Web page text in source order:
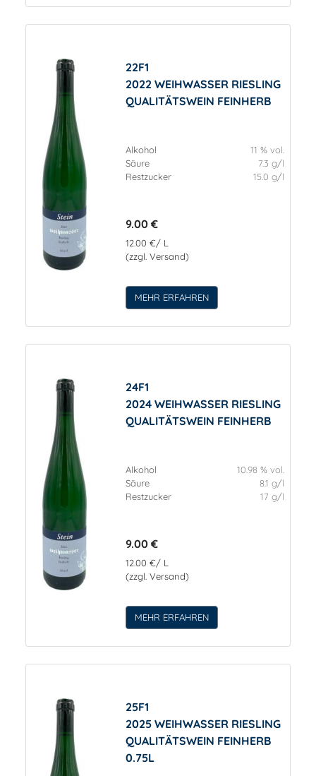
22F1
2022 WEIHWASSER RIESLING
QUALITÄTSWEIN FEINHERB
Alkohol
11 % vol.
Säure
7.3 g/l
Restzucker
15.0 g/l
9.00 €
12.00 €/ L
(zzgl. Versand)
MEHR ERFAHREN
24F1
2024 WEIHWASSER RIESLING
QUALITÄTSWEIN FEINHERB
Alkohol
10.98 % vol.
Säure
8.1 g/l
Restzucker
17 g/l
9.00 €
12.00 €/ L
(zzgl. Versand)
MEHR ERFAHREN
25F1
2025 WEIHWASSER RIESLING
QUALITÄTSWEIN FEINHERB
0.75L